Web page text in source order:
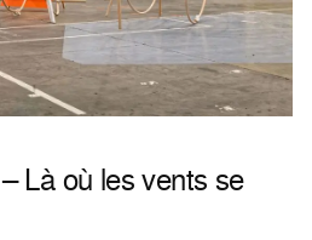
– Là où les vents se